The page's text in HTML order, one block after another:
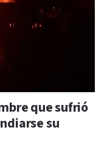
que sufrió
su